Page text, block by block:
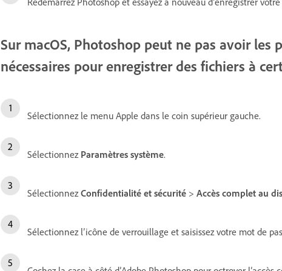
Sur macOS, Photoshop peut ne pas avoir les
nécessaires pour enregistrer des fichiers à
Sélectionnez le menu Apple dans le coin supérieur gauche.
Sélectionnez Paramètres système.
Sélectionnez Confidentialité et sécurité > Accès complet au
Sélectionnez l’icône de verrouillage et saisissez votre mot de